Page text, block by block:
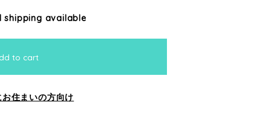
shipping available
to cart
住まいの方向け